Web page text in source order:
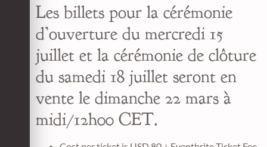
Les billets pour la cérémonie
d’ouverture du mercredi 15
juillet et la cérémonie de clôture
du samedi 18 juillet seront en
vente le dimanche 22 mars à
midi/12h00 CET.